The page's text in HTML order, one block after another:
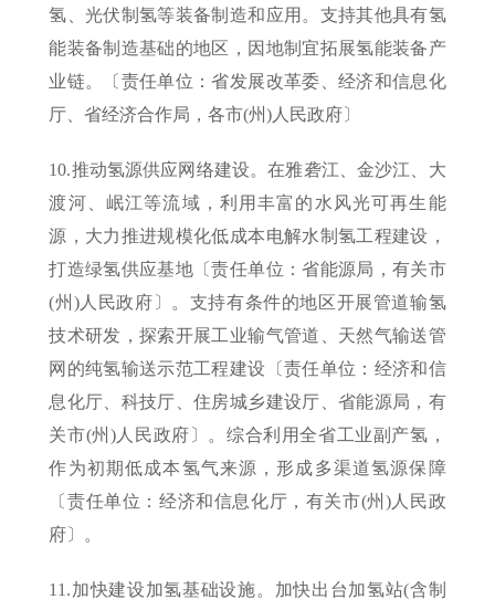
氢、光伏制氢等装备制造和应用。支持其他具有氢
能装备制造基础的地区，因地制宜拓展氢能装备产
业链。〔责任单位：省发展改革委、经济和信息化
厅、省经济合作局，各市(州)人民政府〕
10.推动氢源供应网络建设。在雅砻江、金沙江、大
渡河、岷江等流域，利用丰富的水风光可再生能
源，大力推进规模化低成本电解水制氢工程建设，
打造绿氢供应基地〔责任单位：省能源局，有关市
(州)人民政府〕。支持有条件的地区开展管道输氢
技术研发，探索开展工业输气管道、天然气输送管
网的纯氢输送示范工程建设〔责任单位：经济和信
息化厅、科技厅、住房城乡建设厅、省能源局，有
关市(州)人民政府〕。综合利用全省工业副产氢，
作为初期低成本氢气来源，形成多渠道氢源保障
〔责任单位：经济和信息化厅，有关市(州)人民政
府〕。
11.加快建设加氢基础设施。加快出台加氢站(含制